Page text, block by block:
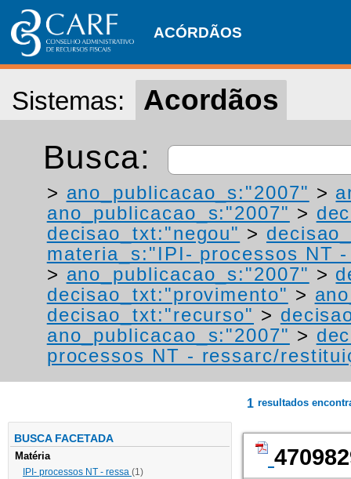
ACÓRDÃOS
Sistemas: Acordãos
Busca:
> ano_publicacao_s:"2007" >
ano_publicacao_s:"2007" >
decisao_txt:"negou" >
materia_s:"IPI- processos NT
> ano_publicacao_s:"2007" >
decisao_txt:"provimento" >
decisao_txt:"recurso" >
ano_publicacao_s:"2007" >
processos NT - ressarc/
BUSCA FACETADA
Matéria
IPI- processos NT - ressa (1)
1 resultados